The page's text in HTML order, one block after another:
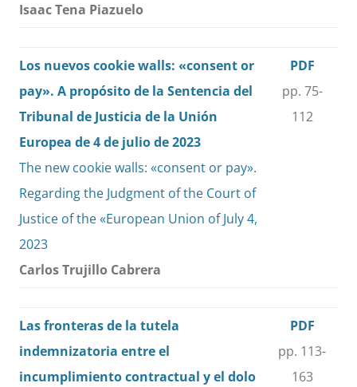
Isaac Tena Piazuelo
Los nuevos cookie walls: «consent or
pay». A propósito de la Sentencia del
Tribunal de Justicia de la Unión
Europea de 4 de julio de 2023
The new cookie walls: «consent or pay».
Regarding the Judgment of the Court of
Justice of the «European Union of July 4,
2023
Carlos Trujillo Cabrera
PDF
pp. 75-
112
Las fronteras de la tutela
indemnizatoria entre el
incumplimiento contractual y el dolo
PDF
pp. 113-
163